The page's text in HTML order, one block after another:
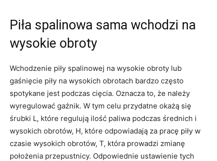
Piła spalinowa sama wchodzi na
wysokie obroty
Wchodzenie piły spalinowej na wysokie obroty lub
gaśnięcie piły na wysokich obrotach bardzo często
spotykane jest podczas cięcia. Oznacza to, że należy
wyregulować gaźnik. W tym celu przydatne okażą się
śrubki L, które regulują ilość paliwa podczas średnich i
wysokich obrotów, H, które odpowiadają za pracę piły w
czasie wysokich obrotów, T, która prowadzi zmianę
położenia przepustnicy. Odpowiednie ustawienie tych